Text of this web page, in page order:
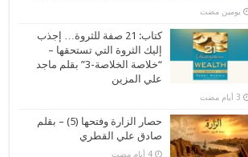
‏يومين مضت
كتاب: 21 صفة للثروة… إجذب
إليك الثروة التي تستحقها –
“خلاصة الخلاصة-3” بقلم ماجد
علي المزين
حصار الزارة وفتحها (5) – بقلم
صادق علي القطري